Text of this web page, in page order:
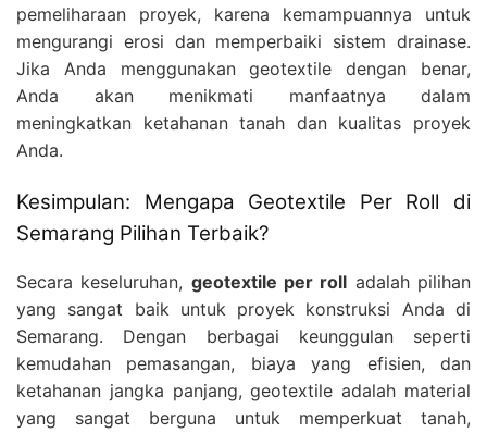
pemeliharaan proyek, karena kemampuannya untuk
mengurangi erosi dan memperbaiki sistem drainase.
Jika Anda menggunakan geotextile dengan benar,
Anda akan menikmati manfaatnya dalam
meningkatkan ketahanan tanah dan kualitas proyek
Anda.
Kesimpulan: Mengapa Geotextile Per Roll di
Semarang Pilihan Terbaik?
Secara keseluruhan, geotextile per roll adalah pilihan
yang sangat baik untuk proyek konstruksi Anda di
Semarang. Dengan berbagai keunggulan seperti
kemudahan pemasangan, biaya yang efisien, dan
ketahanan jangka panjang, geotextile adalah material
yang sangat berguna untuk memperkuat tanah,